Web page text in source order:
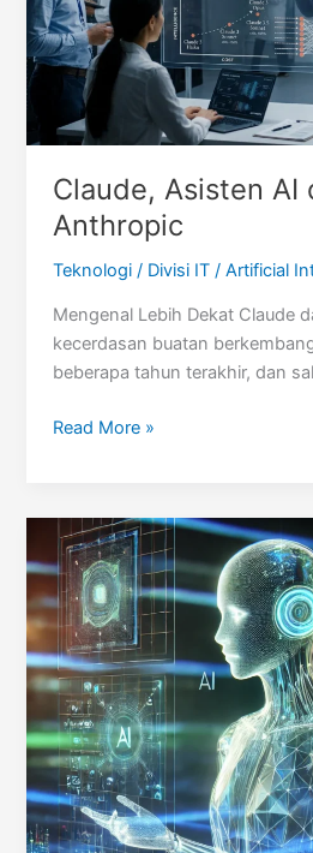
Claude, Asisten AI
Anthropic
Teknologi / Divisi IT /Artificial
Mengenal Lebih Dekat Claude
kecerdasan buatan
beberapa tahun terakhir, dan
Claude,
dari
Anthropic
Read More »